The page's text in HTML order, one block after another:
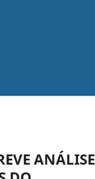
ANÁLISE